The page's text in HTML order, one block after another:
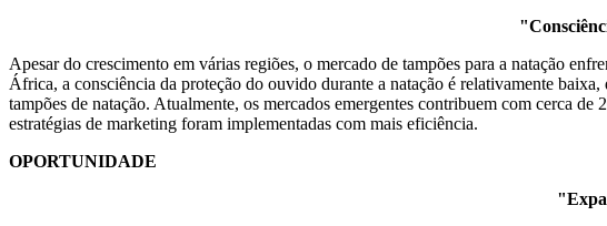
Apesar do crescimento em várias regiões, o mercado de tampões para a natação
África, a consciência da proteção do ouvido durante a natação é relativamente
tampões de natação. Atualmente, os mercados emergentes contribuem com cerca
estratégias de marketing foram implementadas com mais eficiência.
OPORTUNIDADE